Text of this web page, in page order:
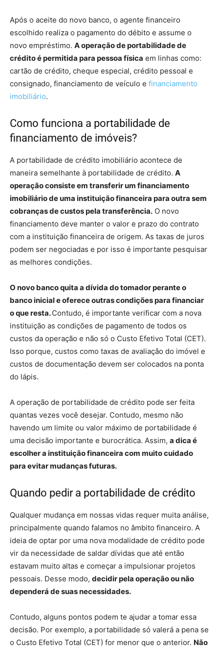
Após o aceite do novo banco, o agente financeiro
escolhido realiza o pagamento do débito e assume o
novo empréstimo. A operação de portabilidade de
crédito é permitida para pessoa física em linhas como:
cartão de crédito, cheque especial, crédito pessoal e
consignado, financiamento de veículo e financiamento
imobiliário.
Como funciona a portabilidade de
financiamento de imóveis?
A portabilidade de crédito imobiliário acontece de
maneira semelhante à portabilidade de crédito. A
operação consiste em transferir um financiamento
imobiliário de uma instituição financeira para outra sem
cobranças de custos pela transferência. O novo
financiamento deve manter o valor e prazo do contrato
com a instituição financeira de origem. As taxas de juros
podem ser negociadas e por isso é importante pesquisar
as melhores condições.
O novo banco quita a dívida do tomador perante o
banco inicial e oferece outras condições para financiar
o que resta.Contudo, é importante verificar com a nova
instituição as condições de pagamento de todos os
custos da operação e não só o Custo Efetivo Total (CET).
Isso porque, custos como taxas de avaliação do imóvel e
custos de documentação devem ser colocados na ponta
do lápis.
A operação de portabilidade de crédito pode ser feita
quantas vezes você desejar. Contudo, mesmo não
havendo um limite ou valor máximo de portabilidade é
uma decisão importante e burocrática. Assim, a dica é
escolher a instituição financeira com muito cuidado
para evitar mudanças futuras.
Quando pedir a portabilidade de crédito
Qualquer mudança em nossas vidas requer muita análise,
principalmente quando falamos no âmbito financeiro. A
ideia de optar por uma nova modalidade de crédito pode
vir da necessidade de saldar dívidas que até então
estavam muito altas e começar a impulsionar projetos
pessoais. Desse modo, decidir pela operação ou não
dependerá de suas necessidades.
Contudo, alguns pontos podem te ajudar a tomar essa
decisão. Por exemplo, a portabilidade só valerá a pena se
o Custo Efetivo Total (CET) for menor que o anterior. Não